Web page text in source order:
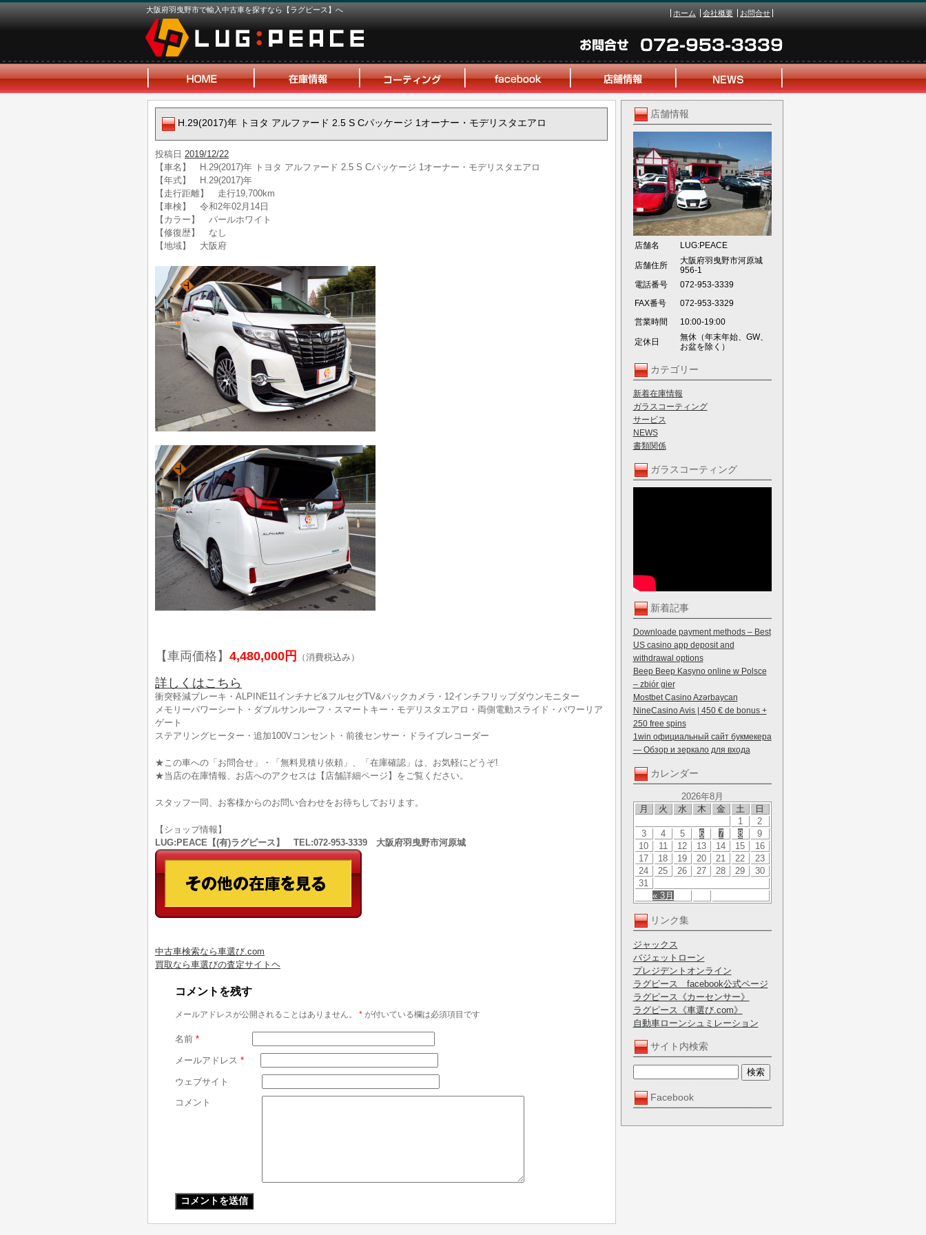
大阪府羽曳野市で輸入中古車を探すなら【ラグピース】へ ホーム 会社概要 お問合せ
店舗情報
店舗名 LUG:PEACE
店舗住所
大阪府羽曳野市河原城
956-1
電話番号
072-953-3339
FAX番号
072-953-3329
営業時間
10:00-19:00
定休日
無休（年末年始、GW、
お盆を除く）
カテゴリー
新着在庫情報
ガラスコーティング
サービス
NEWS
書類関係
ガラスコーティング
新着記事
Downloade payment methods – Best
US casino app deposit and
withdrawal options
Beep Beep Kasyno online w Polsce
– zbiór gier
Mostbet Casino Azərbaycan
NineCasino Avis | 450 € de bonus +
250 free spins
1win официальный сайт букмекера
— Обзор и зеркало для входа
カレンダー
2026年8月
月
火 水 木 金 土 日
« 3月
1
2
3
4 5 6 7 8
9
10
11 12 13 14 15
16
17
18 19 20 21 22
23
24
25 26 27 28 29
30
31
リンク集
ジャックス
バジェットローン
プレジデントオンライン
ラグピース facebook公式ページ
ラグピース《カーセンサー》
ラグピース《車選び.com》
自動車ローンシュミレーション
サイト内検索
Facebook
H.29(2017)年 トヨタ アルファード 2.5 S Cパッケージ 1オーナー・モデリスタエアロ
投稿日 2019/12/22
【車名】 H.29(2017)年 トヨタ アルファード 2.5 S Cパッケージ 1オーナー・モデリスタエアロ
【年式】 H.29(2017)年
【走行距離】 走行19,700km
【車検】 令和2年02月14日
【カラー】 パールホワイト
【修復歴】 なし
【地域】 大阪府
【車両価格】 4,480,000円 （消費税込み）
詳しくはこちら
衝突軽減ブレーキ・ALPINE11インチナビ&フルセグTV&バックカメラ・12インチフリップダウンモニター
メモリーパワーシート・ダブルサンルーフ・スマートキー・モデリスタエアロ・両側電動スライド・パワーリア
ゲート
ステアリングヒーター・追加100Vコンセント・前後センサー・ドライブレコーダー
★この車への「お問合せ」・「無料見積り依頼」、「在庫確認」は、お気軽にどうぞ!
★当店の在庫情報、お店へのアクセスは【店舗詳細ページ】をご覧ください。
スタッフ一同、お客様からのお問い合わせをお待ちしております。
【ショップ情報】
LUG:PEACE【(有)ラグピース】 TEL:072-953-3339 大阪府羽曳野市河原城
中古車検索なら車選び.com
買取なら車選びの査定サイトヘ
コメントを残す
メールアドレスが公開されることはありません。 * が付いている欄は必須項目です
名前 *
メールアドレス *
ウェブサイト
コメント